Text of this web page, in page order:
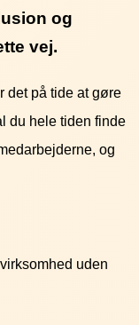
og
vej.
det på tide at gøre
du hele tiden finde
og
uden